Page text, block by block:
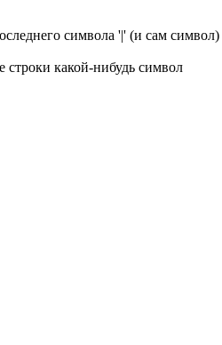
символа '|' (и сам символ)
строки какой-нибудь символ